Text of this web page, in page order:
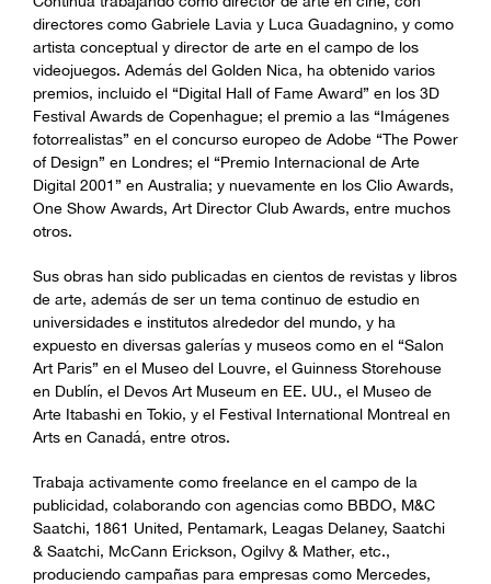
directores como Gabriele Lavia y Luca Guadagnino, y como
artista conceptual y director de arte en el campo de los
videojuegos. Además del Golden Nica, ha obtenido varios
premios, incluido el “Digital Hall of Fame Award” en los 3D
Festival Awards de Copenhague; el premio a las “Imágenes
fotorrealistas” en el concurso europeo de Adobe “The Power
of Design” en Londres; el “Premio Internacional de Arte
Digital 2001” en Australia; y nuevamente en los Clio Awards,
One Show Awards, Art Director Club Awards, entre muchos
otros.
Sus obras han sido publicadas en cientos de revistas y libros
de arte, además de ser un tema continuo de estudio en
universidades e institutos alrededor del mundo, y ha
expuesto en diversas galerías y museos como en el “Salon
Art Paris” en el Museo del Louvre, el Guinness Storehouse
en Dublín, el Devos Art Museum en EE. UU., el Museo de
Arte Itabashi en Tokio, y el Festival International Montreal en
Arts en Canadá, entre otros.
Trabaja activamente como freelance en el campo de la
publicidad, colaborando con agencias como BBDO, M&C
Saatchi, 1861 United, Pentamark, Leagas Delaney, Saatchi
& Saatchi, McCann Erickson, Ogilvy & Mather, etc.,
produciendo campañas para empresas como Mercedes,